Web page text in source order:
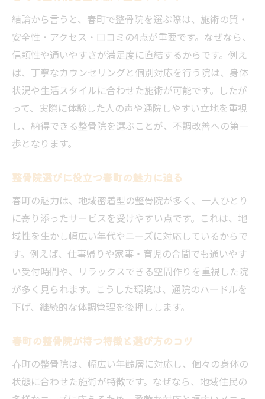
結論から言うと、春町で整骨院を選ぶ際は、施術の質・
安全性・アクセス・口コミの4点が重要です。なぜなら、
信頼性や通いやすさが満足度に直結するからです。例え
ば、丁寧なカウンセリングと個別対応を行う院は、身体
状況や生活スタイルに合わせた施術が可能です。したが
って、実際に体験した人の声や通院しやすい立地を重視
し、納得できる整骨院を選ぶことが、不調改善への第一
歩となります。
整骨院選びに役立つ春町の魅力に迫る
春町の魅力は、地域密着型の整骨院が多く、一人ひとり
に寄り添ったサービスを受けやすい点です。これは、地
域性を生かし幅広い年代やニーズに対応しているからで
す。例えば、仕事帰りや家事・育児の合間でも通いやす
い受付時間や、リラックスできる空間作りを重視した院
が多く見られます。こうした環境は、通院のハードルを
下げ、継続的な体調管理を後押しします。
春町の整骨院が持つ特徴と選び方のコツ
春町の整骨院は、幅広い年齢層に対応し、個々の身体の
状態に合わせた施術が特徴です。なぜなら、地域住民の